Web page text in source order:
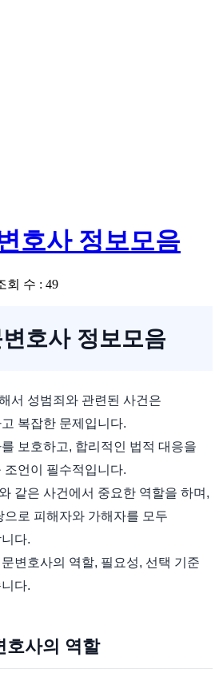
호사 정보모음
회 수 : 49
호사 정보모음
서 성범죄와 관련된 사건은
복잡한 문제입니다.
보호하고, 합리적인 법적 대응을
언이 필수적입니다.
같은 사건에서 중요한 역할을 하며,
로 피해자와 가해자를 모두
다.
변호사의 역할, 필요성, 선택 기준
다.
호사의 역할